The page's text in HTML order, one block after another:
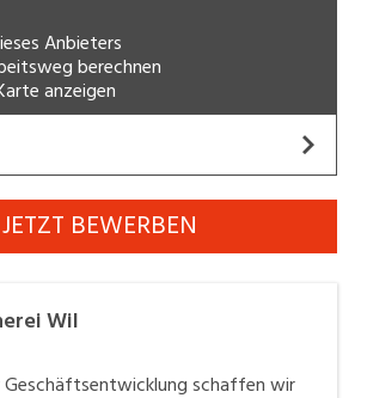
Anlagenbau,
Kundendienst, Verwaltung
Wellness
Kommunikation, Medien, Druck
Anbieters
berechnen
anzeigen
Wil
Fust besteht seit 1997. Rund 80
hochwertige Küchen, Design-
JETZT BEWERBEN
Wil
Geschäftsentwicklung schaffen wir